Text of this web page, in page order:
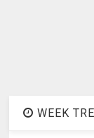
WEEK